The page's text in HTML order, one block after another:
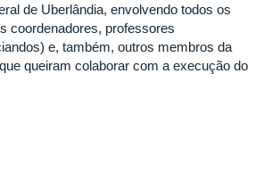
de Uberlândia, envolvendo todos os
coordenadores, professores
e, também, outros membros da
queiram colaborar com a execução do